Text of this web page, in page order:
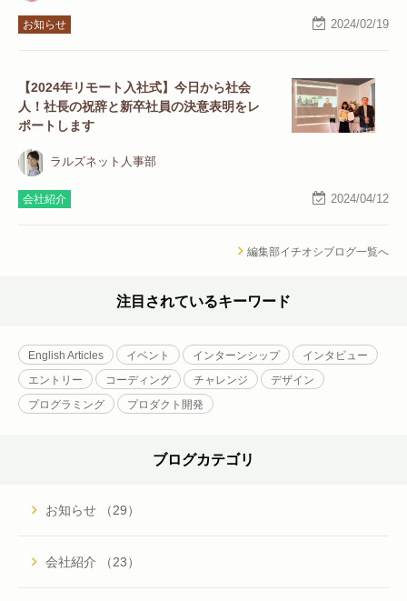
お知らせ 2024/02/19
【2024年リモート入社式】今日から社会
人！社長の祝辞と新卒社員の決意表明をレ
ポートします
ラルズネット人事部
会社紹介 2024/04/12
編集部イチオシブログ一覧へ
注目されているキーワード
English Articles イベント インターンシップ
インタビュー
エントリー
コーディング チャレンジ
デザイン
プログラミング
プロダクト開発
ブログカテゴリ
お知らせ （29）
会社紹介 （23）